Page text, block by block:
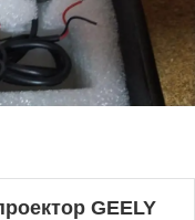
GEELY